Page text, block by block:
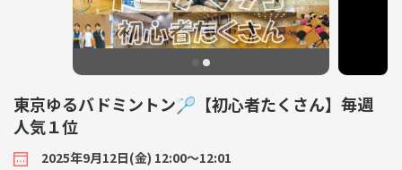
東京ゆるバドミントン🏸【初心者たくさん】毎週
人気１位
2025年9月12日(金) 12:00〜12:01